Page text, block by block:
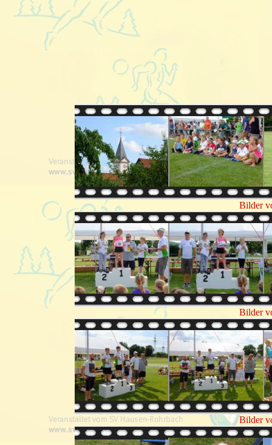
Bilder
Bilder
Bilder